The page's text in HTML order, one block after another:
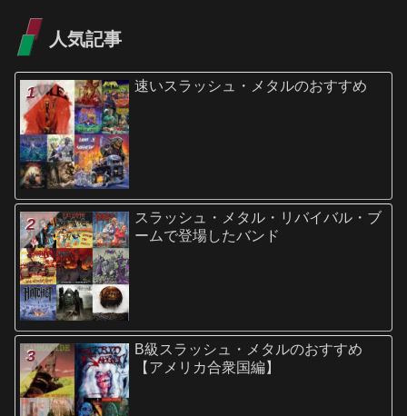
人気記事
速いスラッシュ・メタルのおすすめ
スラッシュ・メタル・リバイバル・ブ
ームで登場したバンド
B級スラッシュ・メタルのおすすめ
【アメリカ合衆国編】